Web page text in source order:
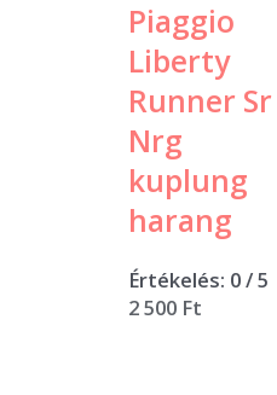
Piaggio
Liberty
Runner Sr
Nrg
kuplung
harang
Értékelés: 0/ 5
2 500 Ft